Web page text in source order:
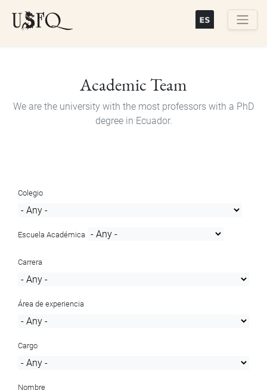
Academic Team
We are the university with the most professors with a PhD
degree in Ecuador.
Colegio
Escuela Académica
Carrera
Área de experiencia
Cargo
Nombre